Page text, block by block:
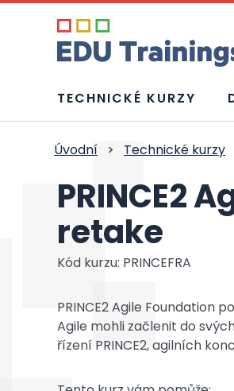
TECHNICKÉ KURZY
Úvodní > Technické kurzy
PRINCE2
retake
Kód kurzu: PRINCEFRA
PRINCE2 Agile Foundation
Agile mohli začlenit do
řízení PRINCE2, agilních